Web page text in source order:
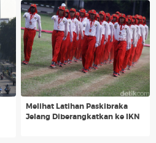
Melihat Latihan Paskibraka
Jelang Diberangkatkan ke IKN